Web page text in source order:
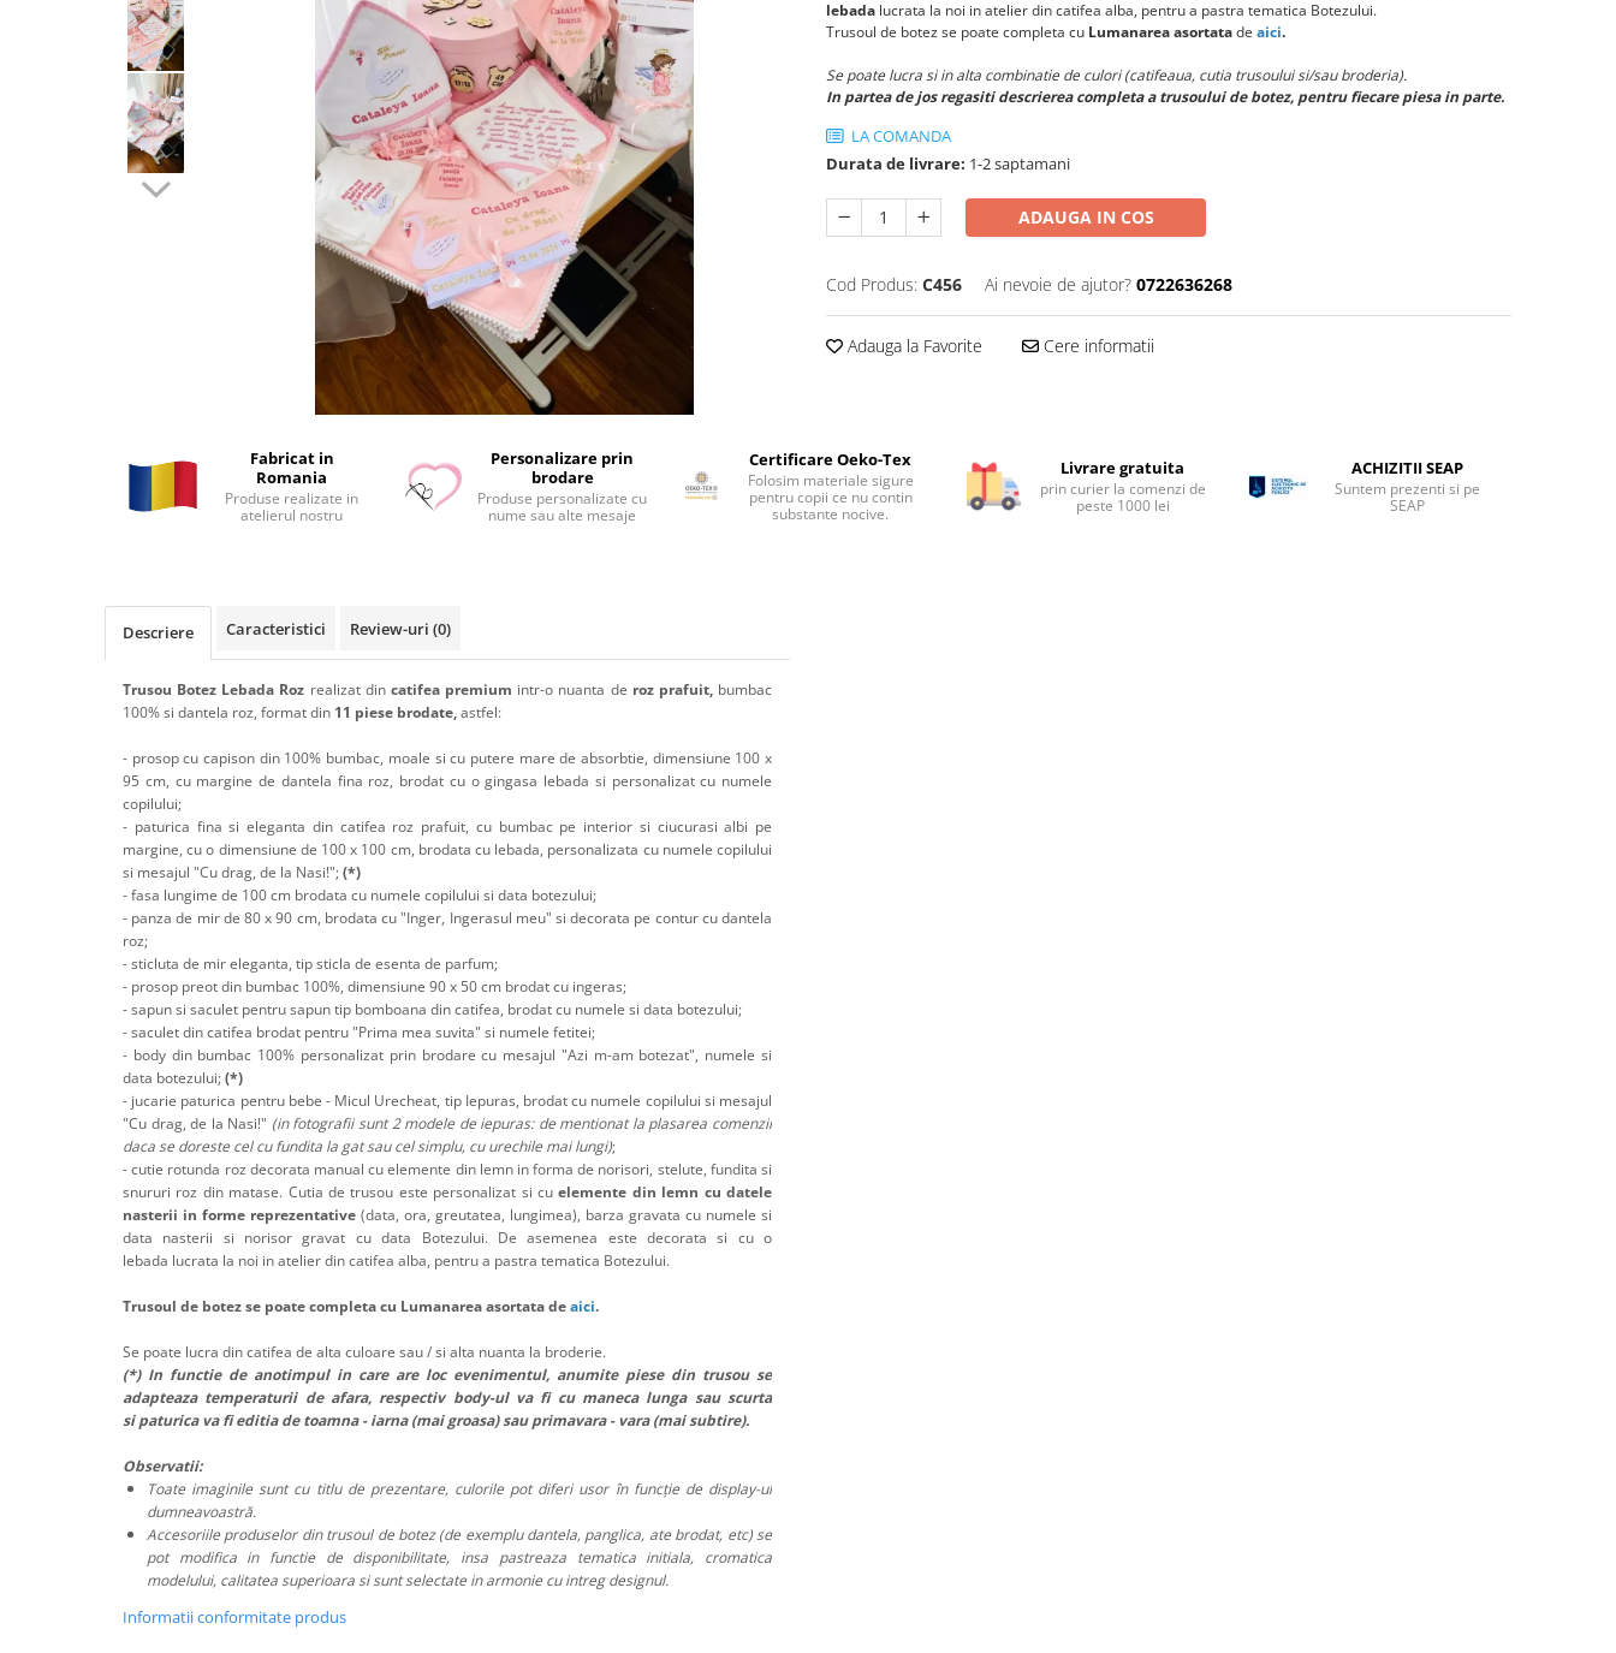
lebada lucrata la noi in atelier din catifea alba, pentru a pastra tematica Botezului.
Trusoul de botez se poate completa cu Lumanarea asortatade aici.
Se poate lucra si in alta combinatie de culori (catifeaua, cutia trusoului si/sau broderia).
In partea de jos regasiti descrierea completa a trusoului de botez, pentru fiecare piesa in parte.
LA COMANDA
Durata de livrare: 1-2 saptamani
ADAUGA IN COS
Cod Produs: C456 Ai nevoie de ajutor? 0722636268
Adauga la Favorite Cere informatii
Fabricat in
Romania
Produse realizate in
atelierul nostru
Personalizare prin
brodare
Produse personalizate cu
nume sau alte mesaje
Certificare Oeko-Tex
Folosim materiale sigure
pentru copii ce nu contin
substante nocive.
Livrare gratuita
prin curier la comenzi de
peste 1000 lei
ACHIZITII SEAP
Suntem prezenti si pe
SEAP
Descriere Caracteristici Review-uri (0)
Trusou Botez Lebada Roz realizat din catifea premium intr-o nuanta de roz prafuit, bumbac
100% si dantela roz, format din 11 piese brodate,astfel:
- prosop cu capison din 100% bumbac, moale si cu putere mare de absorbtie, dimensiune 100 x
95 cm, cu margine de dantela fina roz, brodat cu o gingasa lebada si personalizat cu numele
copilului;
- paturica fina si eleganta din catifea roz prafuit, cu bumbac pe interior si ciucurasi albi pe
margine, cu o dimensiune de 100 x 100 cm, brodata cu lebada, personalizata cu numele copilului
si mesajul "Cu drag, de la Nasi!"; (*)
- fasa lungime de 100 cm brodata cu numele copilului si data botezului;
- panza de mir de 80 x 90 cm, brodata cu "Inger, Ingerasul meu" si decorata pe contur cu dantela
roz;
- sticluta de mir eleganta, tip sticla de esenta de parfum;
- prosop preot din bumbac 100%, dimensiune 90 x 50 cm brodat cu ingeras;
- sapun si saculet pentru sapun tip bomboana din catifea, brodat cu numele si data botezului;
- saculet din catifea brodat pentru "Prima mea suvita" si numele fetitei;
- body din bumbac 100% personalizat prin brodare cu mesajul "Azi m-am botezat", numele si
data botezului; (*)
- jucarie paturica pentru bebe - Micul Urecheat, tip Iepuras, brodat cu numele copilului si mesajul
"Cu drag, de la Nasi!" (in fotografii sunt 2 modele de iepuras: de mentionat la plasarea comenzii
daca se doreste cel cu fundita la gat sau cel simplu, cu urechile mai lungi);
- cutie rotunda roz decorata manual cu elemente din lemn in forma de norisori, stelute, fundita si
snururi roz din matase. Cutia de trusou este personalizat si cuelemente din lemn cu datele
nasterii in forme reprezentative (data, ora, greutatea, lungimea), barza gravata cu numele si
data nasterii si norisor gravat cu data Botezului. De asemenea este decorata si cu o
lebada lucrata la noi in atelier din catifea alba, pentru a pastra tematica Botezului.
Trusoul de botez se poate completa cu Lumanarea asortata deaici.
Se poate lucra din catifea de alta culoare sau / si alta nuanta la broderie.
(*) In functie de anotimpul in care are loc evenimentul, anumite piese din trusou se
adapteaza temperaturii de afara, respectiv body-ul va fi cu maneca lunga sau scurta
si paturica va fi editia de toamna - iarna (mai groasa) sau primavara - vara (mai subtire).
Observatii:
Toate imaginile sunt cu titlu de prezentare, culorile pot diferi usor în funcție de display-ul
dumneavoastră.
Accesoriile produselor din trusoul de botez (de exemplu dantela, panglica, ate brodat, etc) se
pot modifica in functie de disponibilitate, insa pastreaza tematica initiala, cromatica
modelului, calitatea superioara si sunt selectate in armonie cu intreg designul.
Informatii conformitate produs